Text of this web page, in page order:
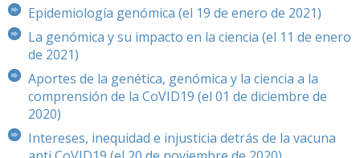
Epidemiología genómica (el 19 de enero de 2021)
La genómica y su impacto en la ciencia (el 11 de enero
de 2021)
Aportes de la genética, genómica y la ciencia a la
comprensión de la CoVID19 (el 01 de diciembre de
2020)
Intereses, inequidad e injusticia detrás de la vacuna